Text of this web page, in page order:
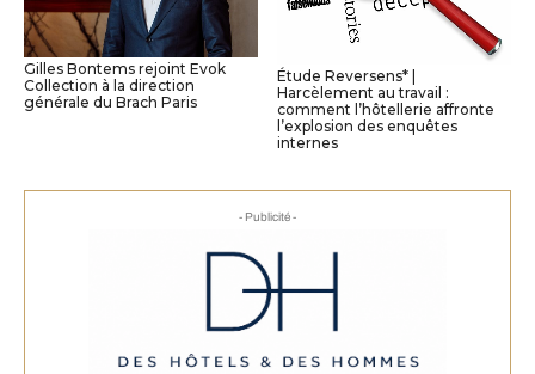
Gilles Bontems rejoint Evok
Collection à la direction
générale du Brach Paris
Étude Reversens* |
Harcèlement au travail :
comment l’hôtellerie affronte
l’explosion des enquêtes
internes
- Publicité -